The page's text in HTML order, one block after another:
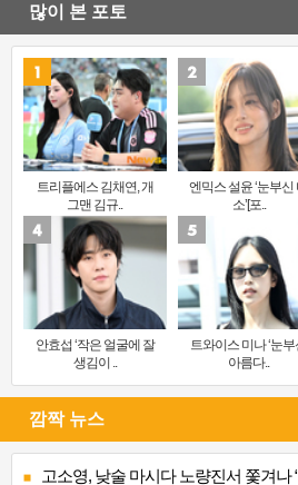
많이 본 포토
트리플에스 김채연, 개
그맨 김규..
엔믹스 설윤 ‘눈부신
소’[포..
안효섭 ‘작은 얼굴에 잘
생김이 ..
트와이스 미나 ‘눈부
아름다..
깜짝 뉴스
고소영, 낮술 마시다 노량진서 쫓겨나